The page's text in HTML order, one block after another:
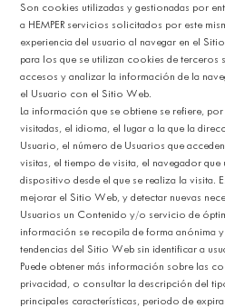
Son cookies utilizadas y gestionadas por
a HEMPER servicios solicitados por este
experiencia del usuario al navegar en el
para los que se utilizan cookies de terceros
accesos y analizar la información de la
el Usuario con el Sitio Web.
La información que se obtiene se refiere,
visitadas, el idioma, el lugar a la que la
Usuario, el número de Usuarios que
visitas, el tiempo de visita, el navegador
dispositivo desde el que se realiza la visita.
mejorar el Sitio Web, y detectar nuevas
Usuarios un Contenido y/o servicio de
información se recopila de forma anónima
tendencias del Sitio Web sin identificar a
Puede obtener más información sobre las
privacidad, o consultar la descripción del
principales características, periodo de